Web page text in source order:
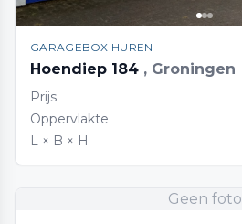
GARAGEBOX HUREN
Hoendiep 184 , Groningen
Prijs
Oppervlakte
L × B × H
Geen foto